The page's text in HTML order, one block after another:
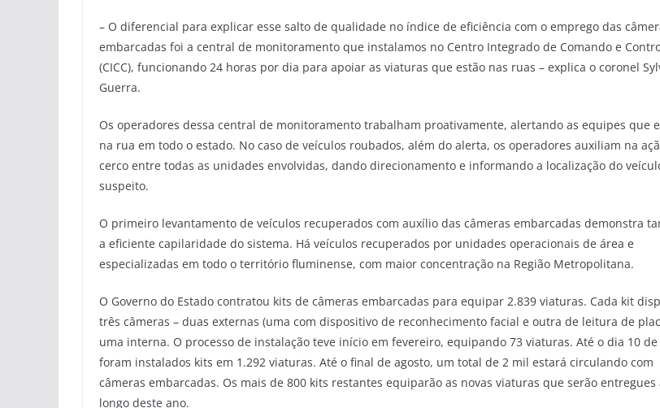
– O diferencial para explicar esse salto de qualidade no índice de eficiência com o emprego das
embarcadas foi a central de monitoramento que instalamos no Centro Integrado de Comando e
(CICC), funcionando 24 horas por dia para apoiar as viaturas que estão nas ruas – explica o coronel
Guerra.
Os operadores dessa central de monitoramento trabalham proativamente, alertando as equipes que
na rua em todo o estado. No caso de veículos roubados, além do alerta, os operadores auxiliam na
cerco entre todas as unidades envolvidas, dando direcionamento e informando a localização do
suspeito.
O primeiro levantamento de veículos recuperados com auxílio das câmeras embarcadas demonstra
a eficiente capilaridade do sistema. Há veículos recuperados por unidades operacionais de área e
especializadas em todo o território fluminense, com maior concentração na Região Metropolitana.
O Governo do Estado contratou kits de câmeras embarcadas para equipar 2.839 viaturas. Cada kit
três câmeras – duas externas (uma com dispositivo de reconhecimento facial e outra de leitura de
uma interna. O processo de instalação teve início em fevereiro, equipando 73 viaturas. Até o dia 10
foram instalados kits em 1.292 viaturas. Até o final de agosto, um total de 2 mil estará circulando com
câmeras embarcadas. Os mais de 800 kits restantes equiparão as novas viaturas que serão entregues
longo deste ano.